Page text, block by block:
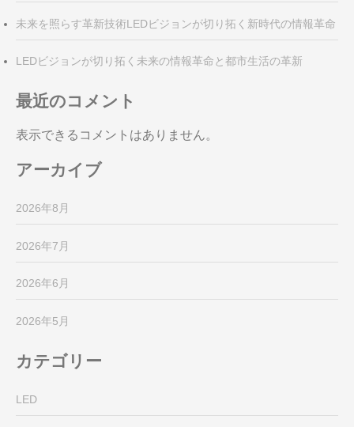
未来を照らす革新技術LEDビジョンが切り拓く新時代の情報革命
LEDビジョンが切り拓く未来の情報革命と都市生活の革新
最近のコメント
表示できるコメントはありません。
アーカイブ
2026年8月
2026年7月
2026年6月
2026年5月
カテゴリー
LED